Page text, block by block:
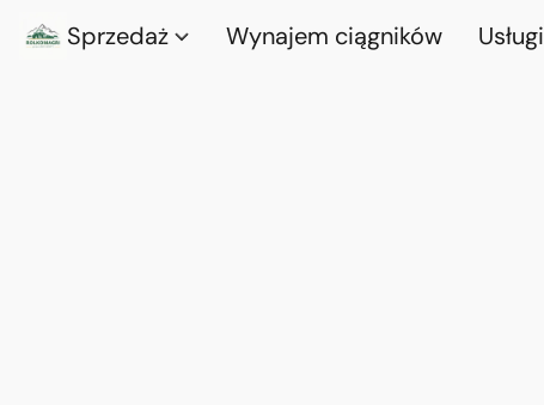
Sprzedaż Wynajem ciągników Usługi